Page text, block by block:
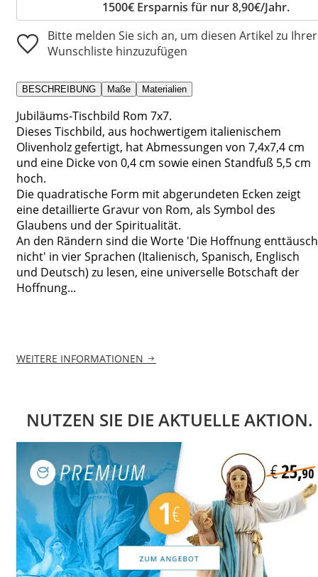
1500€ Ersparnis für nur 8,90€/Jahr.
Bitte melden Sie sich an, um diesen Artikel zu Ihrer
Wunschliste hinzuzufügen
BESCHREIBUNG Maße Materialien
Jubiläums-Tischbild Rom 7x7.
Dieses Tischbild, aus hochwertigem italienischem
Olivenholz gefertigt, hat Abmessungen von 7,4x7,4 cm
und eine Dicke von 0,4 cm sowie einen Standfuß 5,5 cm
hoch.
Die quadratische Form mit abgerundeten Ecken zeigt
eine detaillierte Gravur von Rom, als Symbol des
Glaubens und der Spiritualität.
An den Rändern sind die Worte 'Die Hoffnung
nicht' in vier Sprachen (Italienisch, Spanisch, Englisch
und Deutsch) zu lesen, eine universelle Botschaft der
Hoffnung...
WEITERE INFORMATIONEN
NUTZEN SIE DIE AKTUELLE AKTION.